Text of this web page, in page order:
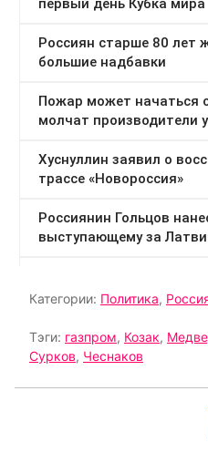
Категории: Политика,
Тэги: газпром, Козак,
Сурков, Чеснаков